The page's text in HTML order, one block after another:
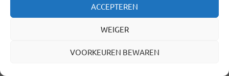
ACCEPTEREN
WEIGER
VOORKEUREN BEWAREN
PINEUT: NEDERLANDSE